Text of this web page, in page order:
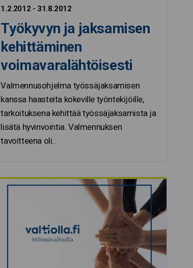
1.2.2012 - 31.8.2012
Työkyvyn ja jaksamisen
kehittäminen
voimavaralähtöisesti
Valmennusohjelma työssäjaksamisen
kanssa haasteita kokeville työntekijöille,
tarkoituksena kehittää työssäjaksamista ja
lisätä hyvinvointia. Valmennuksen
tavoitteena oli..